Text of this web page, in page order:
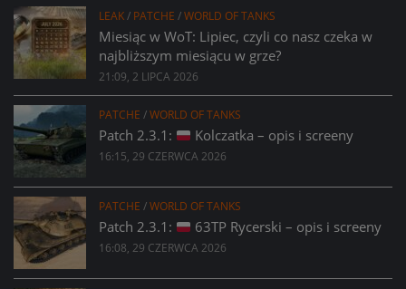
LEAK/ PATCHE /WORLD OF TANKS
Miesiąc w WoT: Lipiec, czyli co nasz czeka w
najbliższym miesiącu w grze?
21:09, 2 LIPCA 2026
PATCHE /WORLD OF TANKS
Patch 2.3.1: Kolczatka – opis i screeny
16:15, 29 CZERWCA 2026
PATCHE /WORLD OF TANKS
Patch 2.3.1: 63TP Rycerski – opis i screeny
16:08, 29 CZERWCA 2026